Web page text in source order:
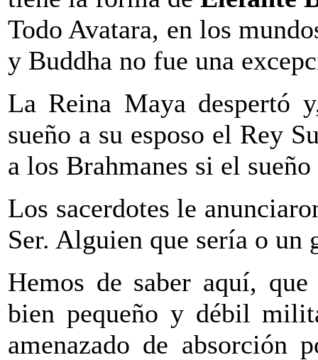
Todo Avatara, en los
y Buddha no fue una
La Reina Maya despertó
sueño a su esposo el Rey
a los Brahmanes si el
Los sacerdotes le
Ser. Alguien que sería o un
Hemos de saber aquí,
bien pequeño y débil
amenazado de absorción